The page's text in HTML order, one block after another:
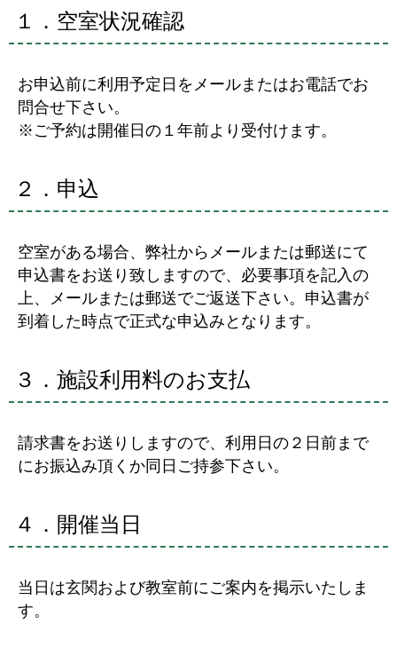
１．空室状況確認
お申込前に利用予定日をメールまたはお電話でお
問合せ下さい。
※ご予約は開催日の１年前より受付けます。
２．申込
空室がある場合、弊社からメールまたは郵送にて
申込書をお送り致しますので、必要事項を記入の
上、メールまたは郵送でご返送下さい。申込書が
到着した時点で正式な申込みとなります。
３．施設利用料のお支払
請求書をお送りしますので、利用日の２日前まで
にお振込み頂くか同日ご持参下さい。
４．開催当日
当日は玄関および教室前にご案内を掲示いたしま
す。